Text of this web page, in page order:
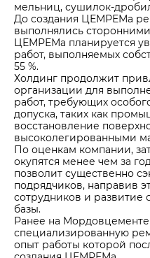
мельниц, сушилок-
До создания ЦЕМРЕМа
выполнялись
ЦЕМРЕМа планируется
работ, выполняемых
55 %.
Холдинг продолжит
организации для
работ, требующих
допуска, таких как
восстановление
высоколегированными
По оценкам компании,
окупятся менее чем за
позволит существенно
подрядчиков, направив
сотрудников и развитие
базы.
Ранее на
специализированную
опыт работы которой